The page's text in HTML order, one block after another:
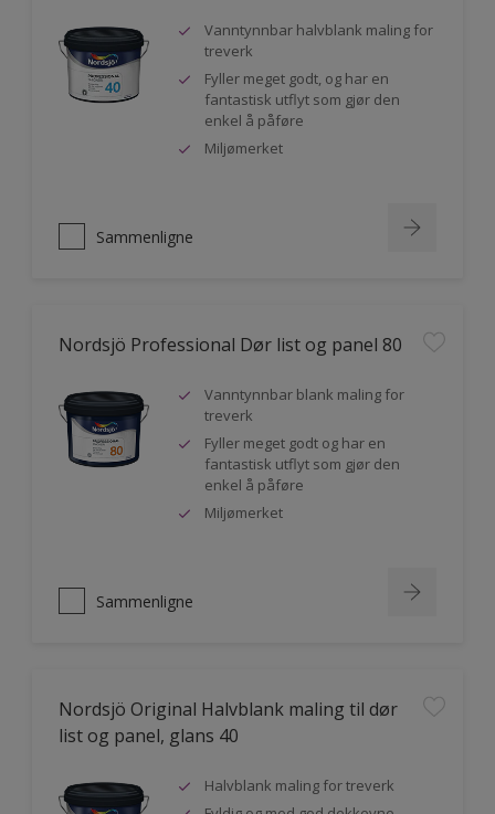
Vanntynnbar halvblank maling for
treverk
Fyller meget godt, og har en
fantastisk utflyt som gjør den
enkel å påføre
Miljømerket
Sammenligne
Nordsjö Professional Dør list og panel 80
Vanntynnbar blank maling for
treverk
Fyller meget godt og har en
fantastisk utflyt som gjør den
enkel å påføre
Miljømerket
Sammenligne
Nordsjö Original Halvblank maling til dør
list og panel, glans 40
Halvblank maling for treverk